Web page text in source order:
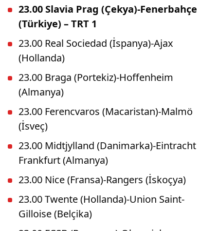
23.00 Slavia Prag (Çekya)-Fenerbahçe
(Türkiye) – TRT 1
23.00 Real Sociedad (İspanya)-Ajax
(Hollanda)
23.00 Braga (Portekiz)-Hoffenheim
(Almanya)
23.00 Ferencvaros (Macaristan)-Malmö
(İsveç)
23.00 Midtjylland (Danimarka)-Eintracht
Frankfurt (Almanya)
23.00 Nice (Fransa)-Rangers (İskoçya)
23.00 Twente (Hollanda)-Union Saint-
Gilloise (Belçika)